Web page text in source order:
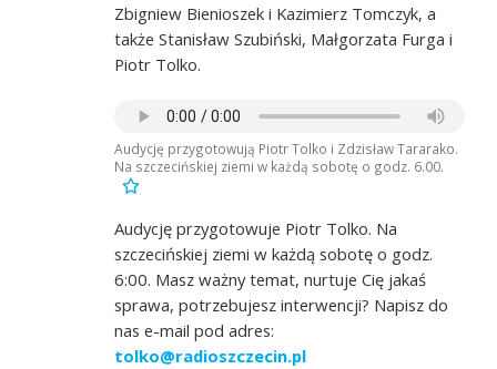
Zbigniew Bienioszek i Kazimierz Tomczyk, a
także Stanisław Szubiński, Małgorzata Furga i
Piotr Tolko.
Audycję przygotowują Piotr Tolko i Zdzisław Tararako.
Na szczecińskiej ziemi w każdą sobotę o godz. 6.00.
Audycję przygotowuje Piotr Tolko. Na
szczecińskiej ziemi w każdą sobotę o godz.
6:00. Masz ważny temat, nurtuje Cię jakaś
sprawa, potrzebujesz interwencji? Napisz do
nas e-mail pod adres:
tolko@radioszczecin.pl